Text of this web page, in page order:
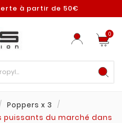
à partir de 50€
0
Poppers x 3
puissants du marché dans